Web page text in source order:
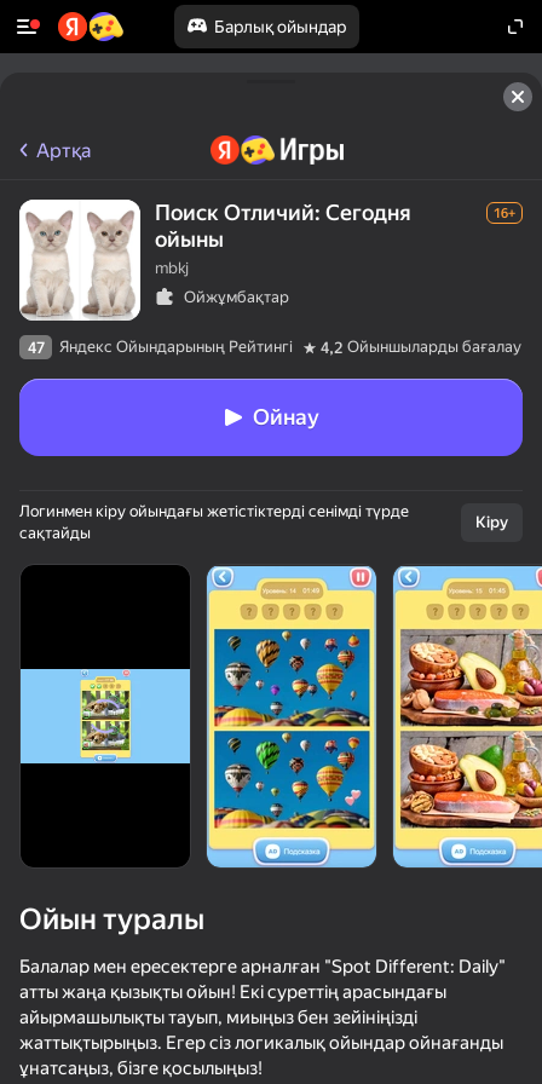
Барлық ойындар
50+ топ ойындар, оларды ойнайды
тіпті «ойнамайтын» адамдар да
Кот в Желтом
55
Артқа
Поиск Отличий: Сегодня
ойыны
16+
mbkj
Ойжұмбақтар
47 Яндекс Ойындарының Рейтингі 4,2 Ойыншыларды бағалау
Ойнау
Логинмен кіру ойындағы жетістіктерді сенімді түрде
сақтайды
Кіру
Ойын туралы
Балалар мен ересектерге арналған "Spot Different: Daily"
атты жаңа қызықты ойын! Екі суреттің арасындағы
айырмашылықты тауып, миыңыз бен зейініңізді
жаттықтырыңыз. Егер сіз логикалық ойындар ойнағанды
ұнатсаңыз, бізге қосылыңыз!